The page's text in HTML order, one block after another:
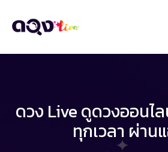
ดวง Live ดูดวงออนไ
ทุกเวลา ผ่าน